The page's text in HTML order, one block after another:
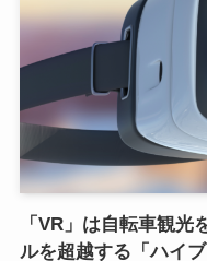
「VR」は自転車観光
ルを超越する「ハイ